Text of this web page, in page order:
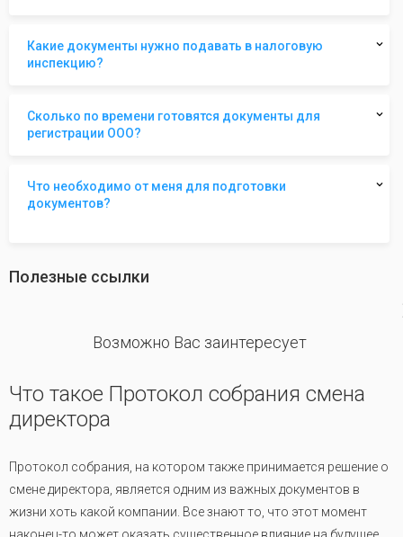
Какие документы нужно подавать в налоговую
инспекцию?
Сколько по времени готовятся документы для
регистрации ООО?
Что необходимо от меня для подготовки
документов?
Полезные ссылки
Возможно Вас заинтересует
Что такое Протокол собрания смена
директора
Протокол собрания, на котором также принимается решение о
смене директора, является одним из важных документов в
жизни хоть какой компании. Все знают то, что этот момент